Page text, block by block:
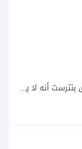
تنزيل فيديو من بنترست يعلم جيدًا مستخدمي تطبيق بنترست أنه لا يمكن تنزيل فيديو...